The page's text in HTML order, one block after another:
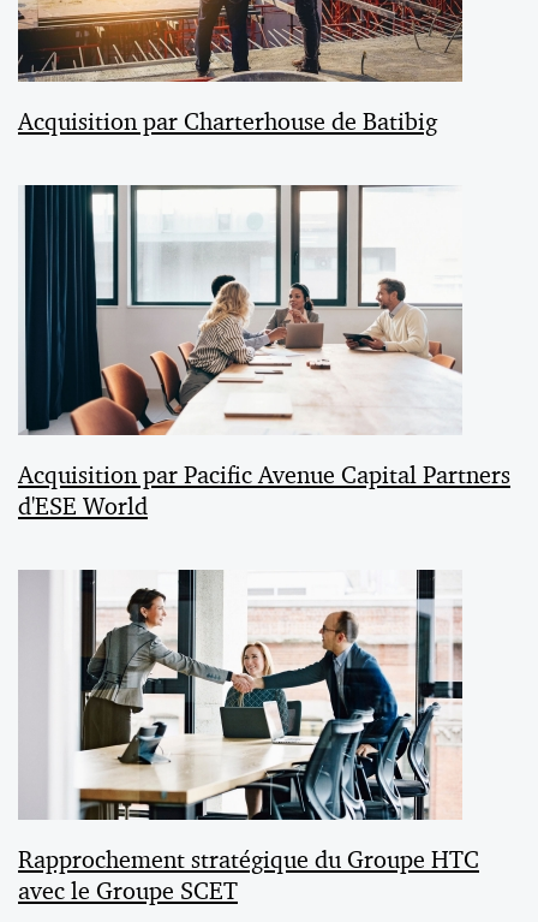
Acquisition par Charterhouse de Batibig
Acquisition par Pacific Avenue Capital Partners
d'ESE World
Rapprochement stratégique du Groupe HTC
avec le Groupe SCET